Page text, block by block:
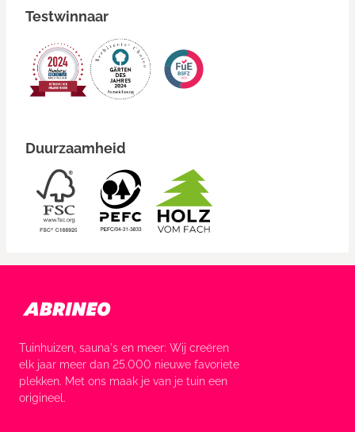
Testwinnaar
Duurzaamheid
Tuinhuizen, sauna's en meer: Wij creëren
elk jaar meer dan 25.000 nieuwe favoriete
plekken. Met ons maak je van je tuin een
origineel.